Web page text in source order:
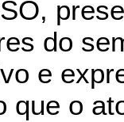
do
e
que o